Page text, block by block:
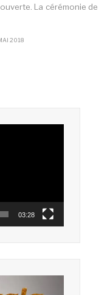
La cérémonie de
2018
03:28